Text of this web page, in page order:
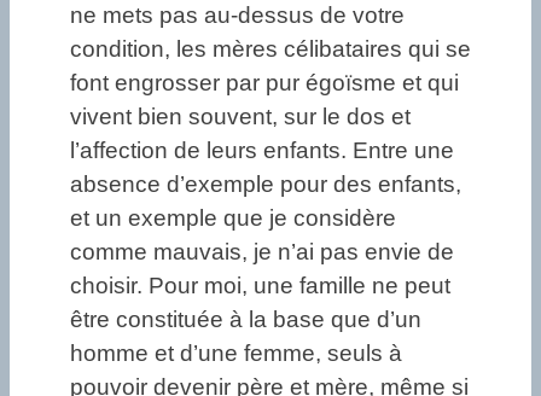
ne mets pas au-dessus de votre
condition, les mères célibataires qui se
font engrosser par pur égoïsme et qui
vivent bien souvent, sur le dos et
l’affection de leurs enfants. Entre une
absence d’exemple pour des enfants,
et un exemple que je considère
comme mauvais, je n’ai pas envie de
choisir. Pour moi, une famille ne peut
être constituée à la base que d’un
homme et d’une femme, seuls à
pouvoir devenir père et mère, même si